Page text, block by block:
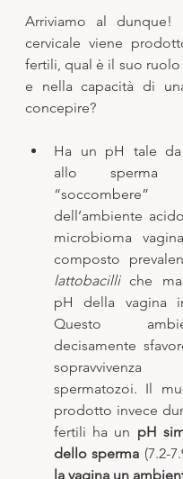
Arriviamo al dunque!
cervicale viene
fertili, qual è il suo
e nella capacità di
concepire?
Ha un pH tale da
allo
“soccombere”
dell’ambiente
microbioma
lattobacilli che
pH della vagina
Questo
decisamente
spermatozoi. Il
prodotto invece
fertili ha un pH
dello sperma (7.2-
la vagina un